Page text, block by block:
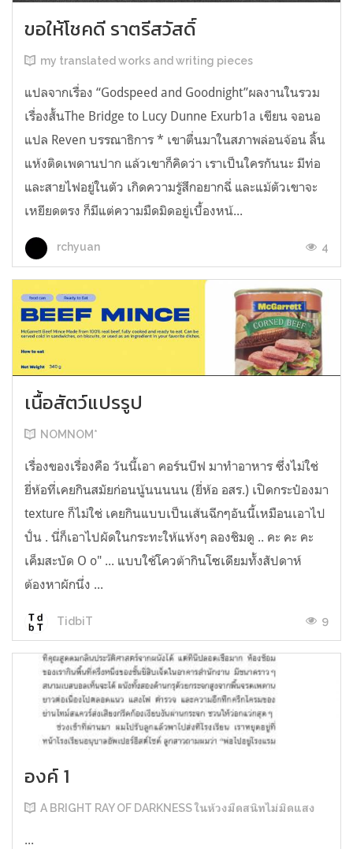
ขอให้โชคดี ราตรีสวัสดิ์
my translated works and writing pieces
แปลจากเรื่อง “Godspeed and Goodnight”ผลงานในรวม
เรื่องสั้นThe Bridge to Lucy Dunne Exurb1a เขียน จอนอ
แปล Reven บรรณาธิการ * เขาตื่นมาในสภาพล่อนจ้อน ลิ้น
แห้งติดเพดานปาก แล้วเขาก็คิดว่า เราเป็นใครกันนะ มีท่อ
และสายไฟอยู่ในตัว เกิดความรู้สึกอยากฉี่ และแม้ตัวเขาจะ
เหยียดตรง ก็มีแต่ความมืดมิดอยู่เบื้องหน้...
rchyuan 4
เนื้อสัตว์แปรรูป
NOMNOM*
เรื่องของเรื่องคือ วันนี้เอา คอร์นบีฟ มาทำอาหาร ซึ่งไม่ใช่
ยี่ห้อที่เคยกินสมัยก่อนนู้นนนนน (ยี่ห้อ อสร.) เปิดกระป๋องมา
texture ก็ไม่ใช่ เคยกินแบบเป็นเส้นฉีกๆอันนี้เหมือนเอาไป
ปั่น . นี่ก็เอาไปผัดในกระทะให้แห้งๆ ลองชิมดู .. คะ คะ คะ
เค็มสะบัด O o" ... แบบใช้โควต้ากินโซเดียมทั้งสัปดาห์
ต้องหาผักนึ่ง ...
TidbiT 9
องค์ 1
A BRIGHT RAY OF DARKNESS ในห้วงมืดสนิทไม่มิดแสง
...